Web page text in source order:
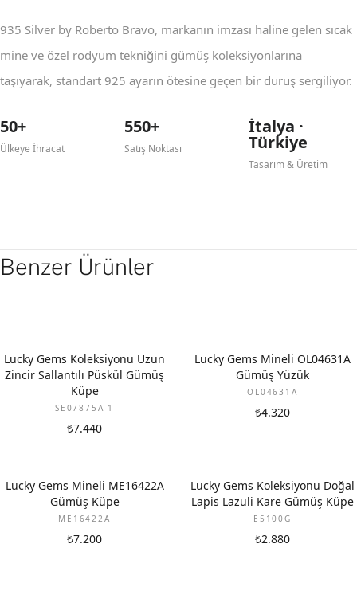
935 Silver by Roberto Bravo, markanın imzası haline gelen sıcak
mine ve özel rodyum tekniğini gümüş koleksiyonlarına
taşıyarak, standart 925 ayarın ötesine geçen bir duruş sergiliyor.
50+
Ülkeye İhracat
550+
Satış Noktası
İtalya ·
Türkiye
Tasarım & Üretim
Benzer Ürünler
Lucky Gems Koleksiyonu Uzun
Zincir Sallantılı Püskül Gümüş
Küpe
SE07875A-1
₺7.440
Lucky Gems Mineli OL04631A
Gümüş Yüzük
OL04631A
₺4.320
Lucky Gems Mineli ME16422A
Gümüş Küpe
ME16422A
₺7.200
Lucky Gems Koleksiyonu Doğal
Lapis Lazuli Kare Gümüş Küpe
E5100G
₺2.880